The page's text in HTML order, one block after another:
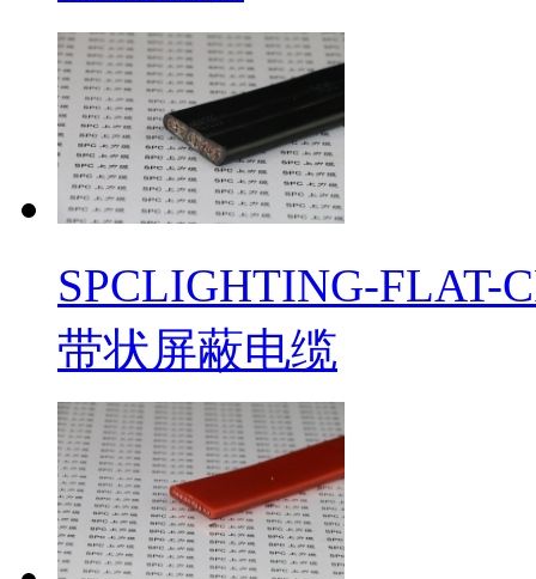
​SPCLIGHTING-FLAT-
带状屏蔽电缆